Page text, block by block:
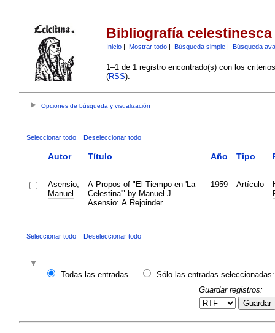
Bibliografía celestinesca
Inicio| Mostrar todo| Búsqueda simple| Búsqueda
1–1 de 1 registro encontrado(s) con los
(RSS):
Opciones de búsqueda y visualización
Seleccionar todo Deseleccionar todo
Autor Título Año Tipo
Asensio,
Manuel
A Propos of "El Tiempo en 'La
Celestina'" by Manuel J.
Asensio: A Rejoinder
1959 Artículo
Seleccionar todo Deseleccionar todo
Todas las entradas
Sólo las entradas seleccionadas:
Guardar registros:
Guardar